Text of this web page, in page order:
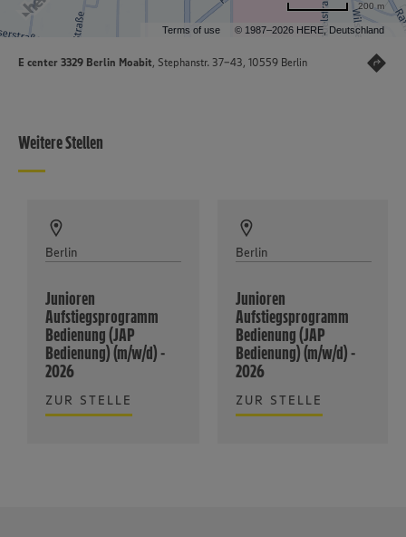
Terms of use © 1987–2026 HERE, Deutschland
200 m
E center 3329 Berlin Moabit, Stephanstr. 37-43, 10559 Berlin
Weitere Stellen
Berlin
Junioren
Aufstiegsprogramm
Bedienung (JAP
Bedienung) (m/w/d) -
2026
ZUR STELLE
Berlin
Junioren
Aufstiegsprogramm
Bedienung (JAP
Bedienung) (m/w/d) -
2026
ZUR STELLE